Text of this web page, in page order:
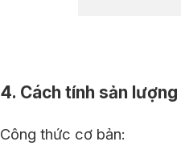
4. Cách tính sản lượng
Công thức cơ bản: